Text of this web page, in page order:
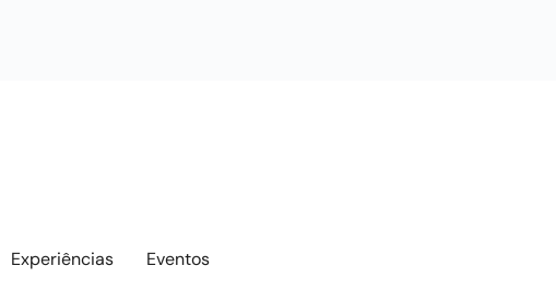
Experiências Eventos